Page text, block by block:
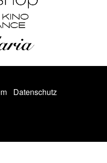
Datenschutz